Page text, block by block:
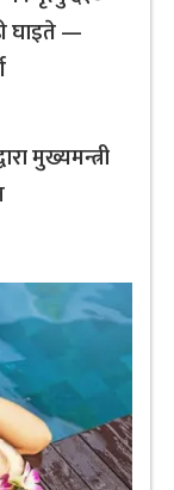
घाइते —
मुख्यमन्त्री